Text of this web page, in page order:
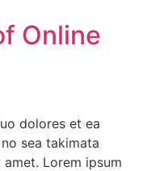
Online
dolores et ea
sea takimata
Lorem ipsum